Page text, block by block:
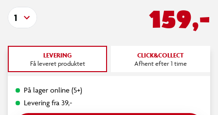
159,-
1
LEVERING
Få leveret produktet
CLICK&COLLECT
Afhent efter 1 time
På lager online (5+)
Levering fra 39,-